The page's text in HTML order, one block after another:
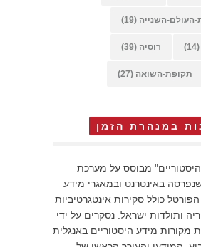
השנייה (19)
(14) רוסיה (39)
תקופת-השואה (27)
במנהרת הזמן
מבוסס על מערכת
באינטרנט ובמאגרי מידע
כולל סקירות אינטגרטיביות
ותולדות ישראל. נסקרים על ידי
מקורות מידע היסטוריים באנגלית